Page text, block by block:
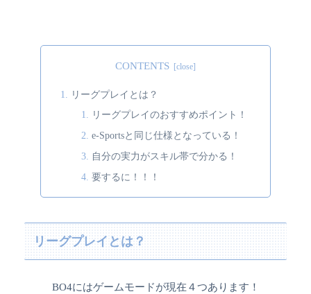
CONTENTS
リーグプレイとは？
リーグプレイのおすすめポイント！
e-Sportsと同じ仕様となっている！
自分の実力がスキル帯で分かる！
要するに！！！
リーグプレイとは？
BO4にはゲームモードが現在４つあります！